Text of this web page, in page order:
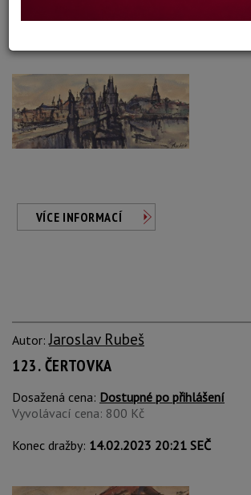
Konec dražby:13.08.2026 20:04 SELČ
VÍCE INFORMACÍ
Autor:Jaroslav Rubeš
123. ČERTOVKA
Dosažená cena: Dostupné po přihlášení
Vyvolávací cena: 800 Kč
Konec dražby: 14.02.2023 20:21 SEČ